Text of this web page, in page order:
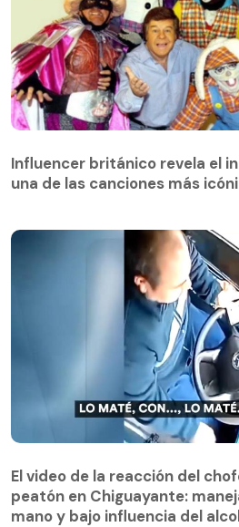
Influencer británico revela el
una de las canciones más
peatón en Chiguayante:
mano y bajo influencia del
El video de la reacción del
peatón en Chiguayante:
mano y bajo influencia del